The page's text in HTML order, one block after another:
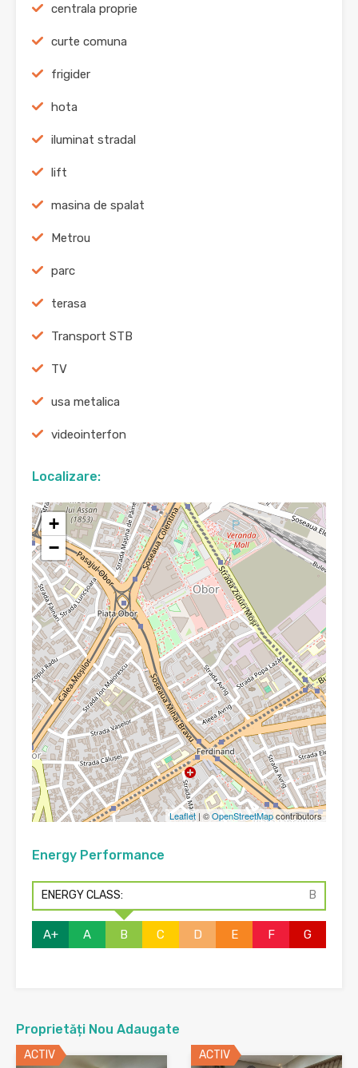
centrala proprie
curte comuna
frigider
hota
iluminat stradal
lift
masina de spalat
Metrou
parc
terasa
Transport STB
TV
usa metalica
videointerfon
Localizare:
+
−
Leaflet | ©OpenStreetMapcontributors
Energy Performance
ENERGY CLASS: B
A+ A B C D E F G
Proprietăți Nou Adaugate
ACTIV ACTIV